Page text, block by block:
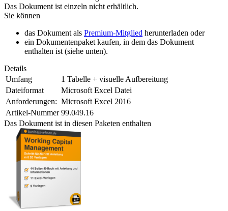
Das Dokument ist einzeln nicht erhältlich.
Sie können
das Dokument als Premium-Mitglied herunterladen oder
ein Dokumentenpaket kaufen, in dem das Dokument
enthalten ist (siehe unten).
Details
Umfang
1 Tabelle + visuelle Aufbereitung
Dateiformat
Microsoft Excel Datei
Anforderungen: Microsoft Excel 2016
Artikel-Nummer 99.049.16
Das Dokument ist in diesen Paketen enthalten